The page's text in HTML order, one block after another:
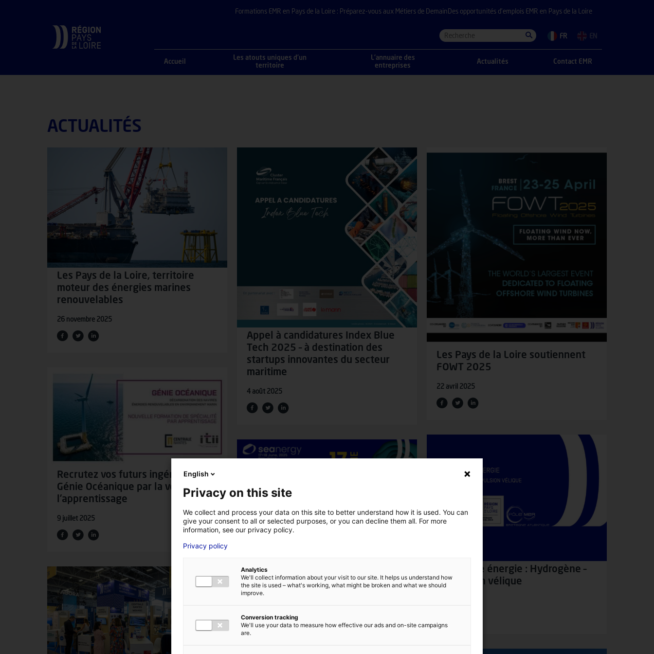
Formations EMR en Pays de la Loire : Préparez-vous aux Métiers de Demain Des opportunités d’emplois EMR en Pays de la Loire
FR EN
Accueil
Les atouts uniques d’un
territoire
L’annuaire des
entreprises
Actualités Contact EMR
ACTUALITÉS
Les Pays de la Loire, territoire
moteur des énergies marines
renouvelables
26 novembre 2025
Recrutez vos futurs ingénieurs en
Génie Océanique par la voie de
l’apprentissage
9 juillet 2025
Appel à candidatures Index Blue
Tech 2025 – à destination des
startups innovantes du secteur
maritime
4 août 2025
Les Pays de la Loire présents à
Seanergy 2025
Les Pays de la Loire soutiennent
FOWT 2025
22 avril 2025
Rencontre énergie : Hydrogène –
Propulsion vélique
English
Privacy on this site
We collect and process your data on this site to better understand how it is used. You can
give your consent to all or selected purposes, or you can decline them all. For more
information, see our privacy policy.
Privacy policy
Analytics
We'll collect information about your visit to our site. It helps us understand how
the site is used – what's working, what might be broken and what we should
improve.
Conversion tracking
We'll use your data to measure how effective our ads and on-site campaigns
are.